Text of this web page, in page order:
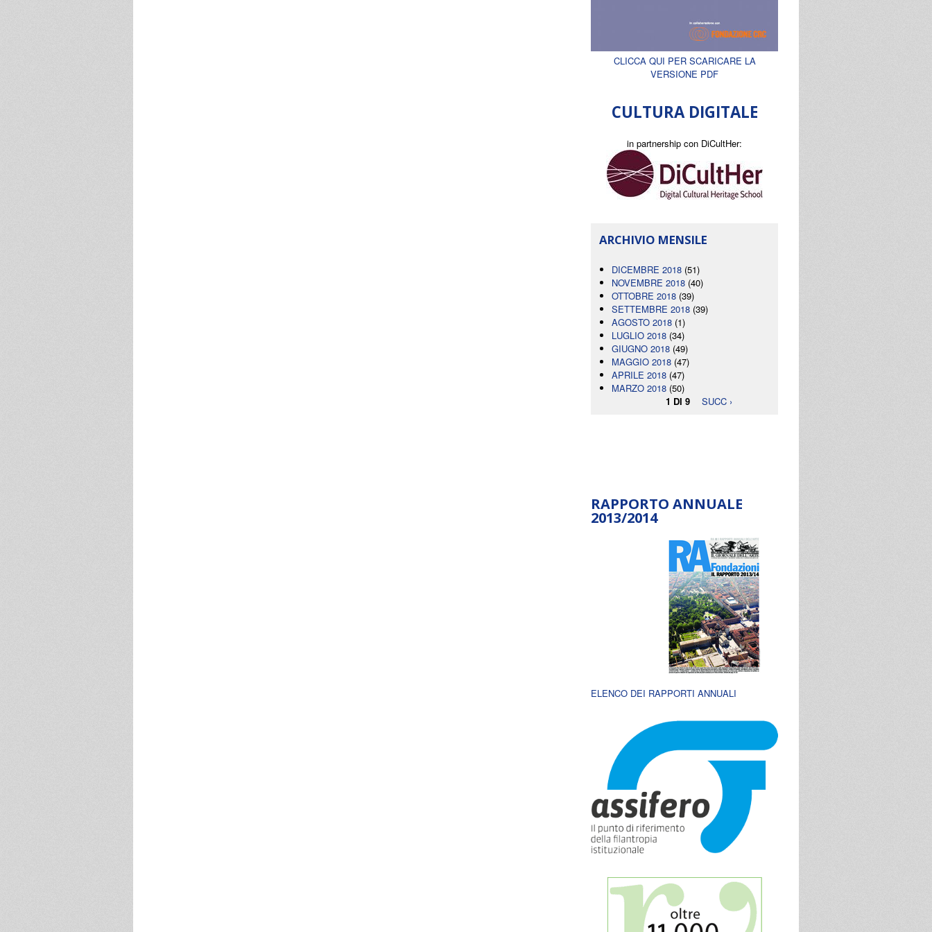
CLICCA QUI PER SCARICARE LA
VERSIONE PDF
CULTURA DIGITALE
in partnership con DiCultHer:
ARCHIVIO MENSILE
DICEMBRE 2018 (51)
NOVEMBRE 2018 (40)
OTTOBRE 2018 (39)
SETTEMBRE 2018 (39)
AGOSTO 2018 (1)
LUGLIO 2018 (34)
GIUGNO 2018 (49)
MAGGIO 2018 (47)
APRILE 2018 (47)
MARZO 2018 (50)
1 DI 9
SUCC ›
RAPPORTO ANNUALE
2013/2014
ELENCO DEI RAPPORTI ANNUALI